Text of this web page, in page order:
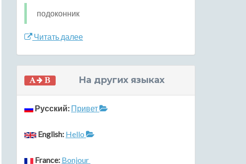
подоконник
Читать далее
На других языках
Русский: Привет
English: Hello
France: Bonjour